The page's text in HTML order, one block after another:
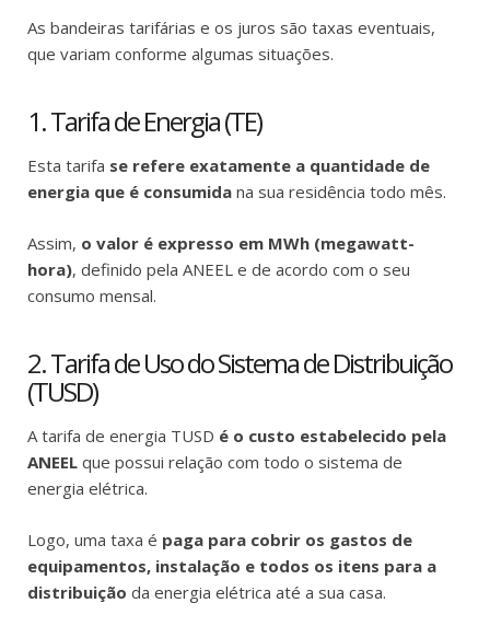
As bandeiras tarifárias e os juros são taxas eventuais,
que variam conforme algumas situações.
1. Tarifa de Energia (TE)
Esta tarifa se refere exatamente a quantidade de
energia que é consumida na sua residência todo mês.
Assim, o valor é expresso em MWh (megawatt-
hora), definido pela ANEEL e de acordo com o seu
consumo mensal.
2. Tarifa de Uso do Sistema de Distribuição
(TUSD)
A tarifa de energia TUSD é o custo estabelecido pela
ANEEL que possui relação com todo o sistema de
energia elétrica.
Logo, uma taxa é paga para cobrir os gastos de
equipamentos, instalação e todos os itens para a
distribuição da energia elétrica até a sua casa.